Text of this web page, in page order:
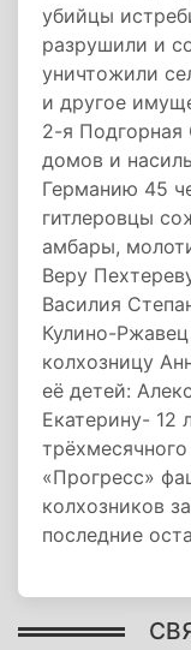
убийцы
разрушили и
уничтожили
и другое
2-я
домов и
Германию 45
гитлеровцы
амбары,
Веру
Василия
Кулино-
колхозницу
её детей:
Екатерину- 12
«Прогресс»
колхозников
последние